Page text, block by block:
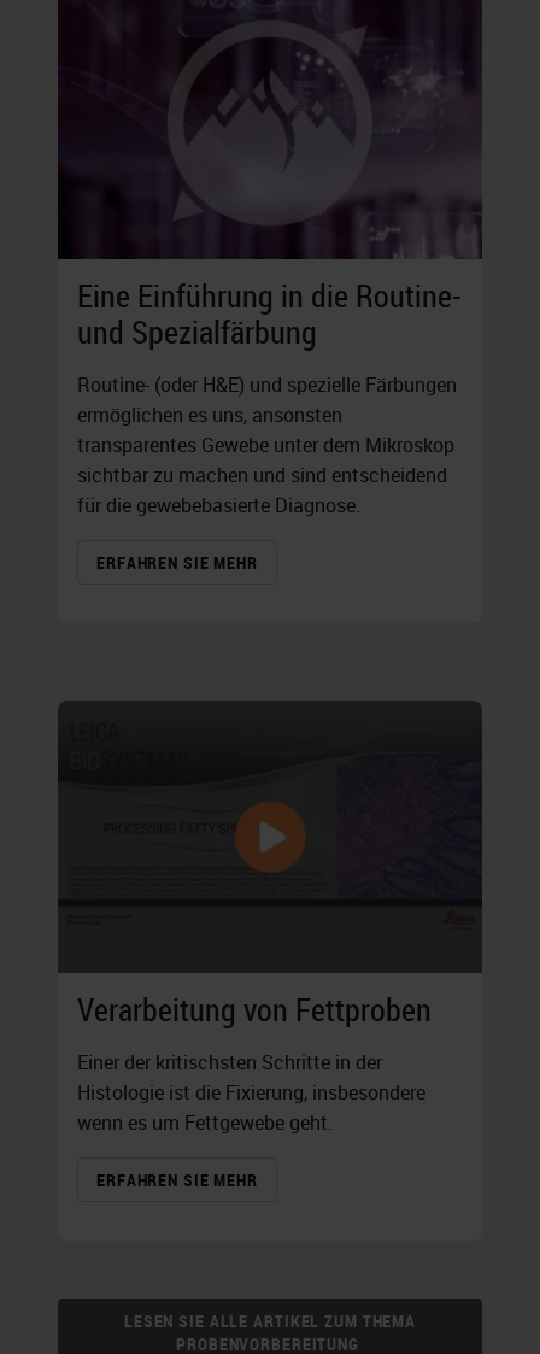
Eine Einführung in die Routine-
und Spezialfärbung
Routine- (oder H&E) und spezielle Färbungen
ermöglichen es uns, ansonsten
transparentes Gewebe unter dem Mikroskop
sichtbar zu machen und sind entscheidend
für die gewebebasierte Diagnose.
ERFAHREN SIE MEHR
Verarbeitung von Fettproben
Einer der kritischsten Schritte in der
Histologie ist die Fixierung, insbesondere
wenn es um Fettgewebe geht.
ERFAHREN SIE MEHR
LESEN SIE ALLE ARTIKEL ZUM THEMA
PROBENVORBEREITUNG